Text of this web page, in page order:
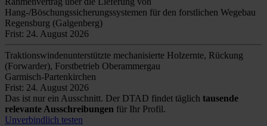
Hang-/Böschungssicherungssystemen für den forstlichen Wegebau
Regensburg (Galgenberg)
Frist: 24. August 2026
Traktionswindenunterstützte mechanisierte Holzernte, Rückung
(Forwarder), Forstbetrieb Oberammergau
Garmisch-Partenkirchen
Frist: 24. August 2026
Das ist nur ein Ausschnitt. Der DTAD findet täglich tausende
relevante Ausschreibungen für Ihr Profil.
Unverbindlich testen